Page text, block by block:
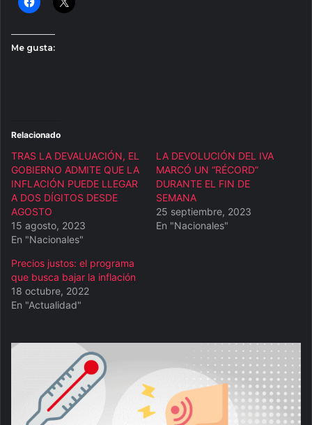
Me gusta:
Relacionado
TRAS LA DEVALUACIÓN, EL
GOBIERNO ADMITE QUE LA
INFLACIÓN PUEDE LLEGAR
A DOS DÍGITOS DESDE
AGOSTO
15 agosto, 2023
En "Nacionales"
LA DEVOLUCIÓN DEL IVA
MARCÓ UN “RÉCORD”
DURANTE EL FIN DE
SEMANA
25 septiembre, 2023
En "Nacionales"
Precios justos: el programa
que busca bajar la inflación
18 octubre, 2022
En "Actualidad"